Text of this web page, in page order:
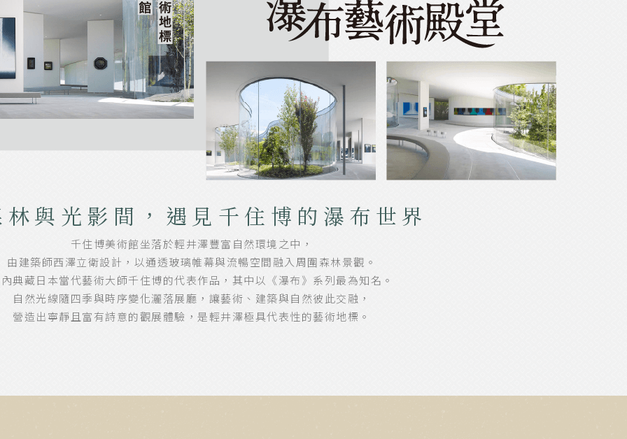
林與光影間，遇見千住博的瀑布世界
千住博美術館坐落於輕井澤豐富自然環境之中，
由建築師西澤立衛設計，以通透玻璃帷幕與流暢空間融入周圍森林景觀。
典藏日本當代藝術大師千住博的代表作品，其中以《瀑布》系列最為知名。
自然光線隨四季與時序變化灑落展廳，讓藝術、建築與自然彼此交融，
營造出寧靜且富有詩意的觀展體驗，是輕井澤極具代表性的藝術地標。